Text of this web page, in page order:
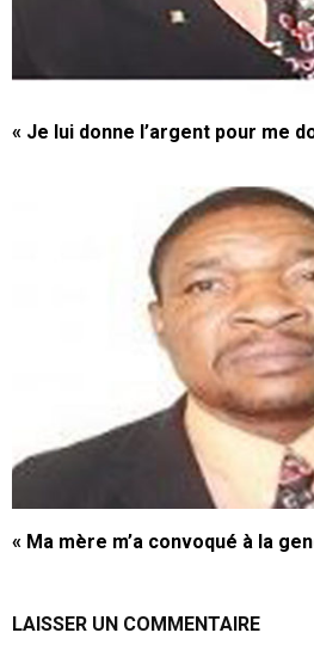
« Je lui donne l’argent pour me
« Ma mère m’a convoqué à la
LAISSER UN COMMENTAIRE